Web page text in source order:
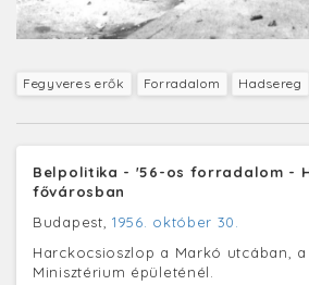
Fegyveres erők Forradalom Hadsereg
Belpolitika - '56-os forradalom -
fővárosban
Budapest, 1956. október 30.
Harckocsioszlop a Markó utcában,
Minisztérium épületénél.